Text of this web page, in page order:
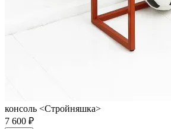
консоль <Стройняшка>
7 600 ₽